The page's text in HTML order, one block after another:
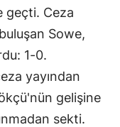
Gaziantep
Giresun
Gümüşhane
Hakkari
geçti. Ceza
Sowe,
1-0.
yayından
gelişine
sekti.